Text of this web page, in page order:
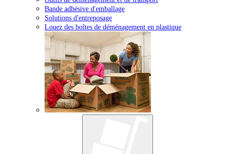
Bande adhésive d'emballage
Solutions d'entreposage
Louez des boîtes de déménagement en plastique